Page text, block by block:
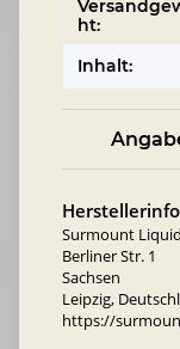
ht:
Inhalt:
Surmount
Berliner Str. 1
Sachsen
Leipzig,
https://